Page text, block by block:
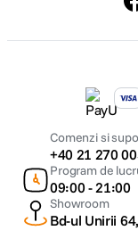
Comenzi si
+40 21 270
Program de
09:00 - 21:00
Showroom
Bd-ul Unirii